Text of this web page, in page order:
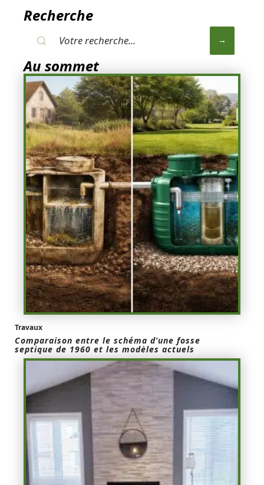
Recherche
Au sommet
Travaux
Comparaison entre le schéma d’une fosse
septique de 1960 et les modèles actuels